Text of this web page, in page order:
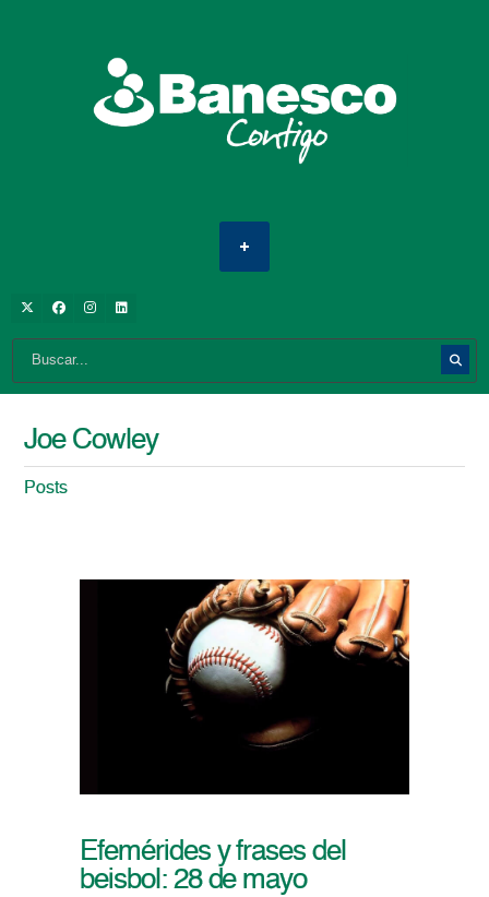
Joe Cowley
Posts
Efemérides y frases del
beisbol: 28 de mayo